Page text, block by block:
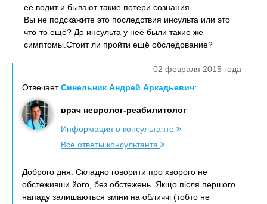
её водит и бывают такие потери сознания.
Вы не подскажите это последствия инсульта или это
что-то ещё? До инсульта у неё были такие же
симптомы.Стоит ли пройти ещё обследование?
02 февраля 2015 года
ОтвечаетСинельник Андрей Аркадьевич:
врач невролог-реабилитолог
Информация о консультанте
Все ответы консультанта
Доброго дня. Складно говорити про хворого не
обстеживши його, без обстежень. Якщо після першого
нападу залишаються зміни на обличчі (тобто не